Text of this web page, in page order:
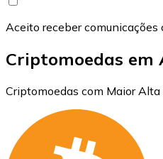
Aceito receber
Criptomoedas em
Criptomoedas com Maior Alta